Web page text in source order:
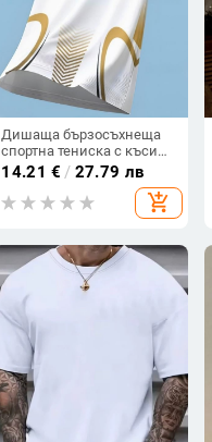
Дишаща бързосъхнеща
спортна тениска с къси
ръкави, кръгло деколте,
геометричен 3D принт,
полиестер.
14.21 € / 27.79 лв
add_shopping_cart